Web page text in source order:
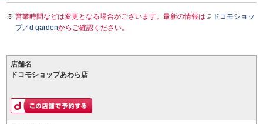
営業時間などは変更となる場合がございます。最新の情報は
ドコモショッ
プ／d gardenからご確認ください。
店舗名
ドコモショップあわら店